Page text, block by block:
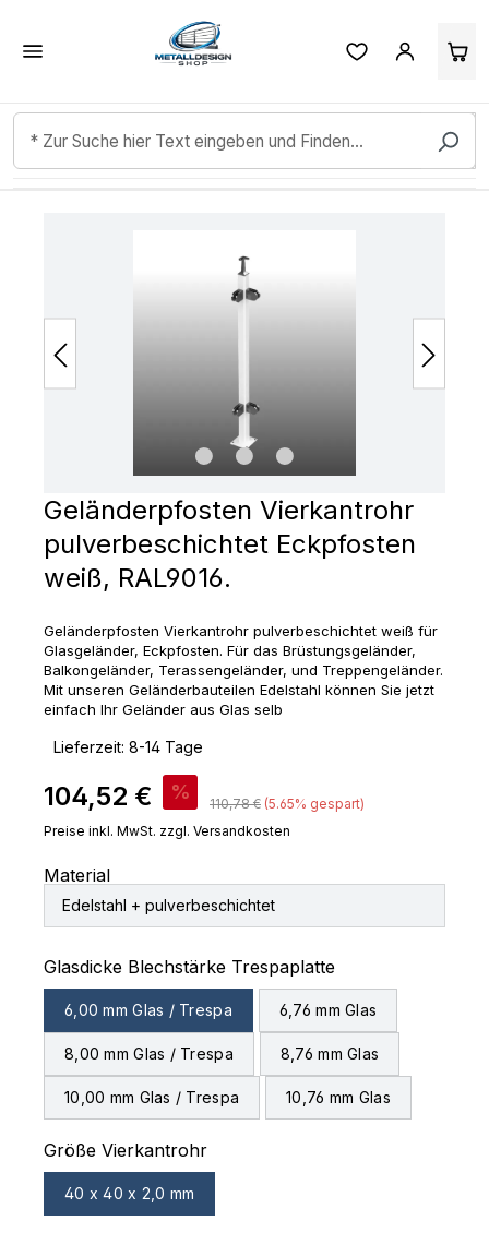
Zum Hauptinhalt springen
Geländerpfosten Vierkantrohr
pulverbeschichtet Eckpfosten
weiß, RAL9016.
Geländerpfosten Vierkantrohr pulverbeschichtet weiß für
Glasgeländer, Eckpfosten. Für das Brüstungsgeländer,
Balkongeländer, Terassengeländer, und Treppengeländer.
Mit unseren Geländerbauteilen Edelstahl können Sie jetzt
einfach Ihr Geländer aus Glas selb
Lieferzeit: 8-14 Tage
Verkaufspreis:
104,52 € % Regulärer Preis:
110,78 € (5.65% gespart)
Preise inkl. MwSt. zzgl. Versandkosten
Material
Edelstahl + pulverbeschichtet
Glasdicke Blechstärke Trespaplatteauswählen
6,00 mm Glas / Trespa 6,76 mm Glas
8,00 mm Glas / Trespa 8,76 mm Glas
10,00 mm Glas / Trespa 10,76 mm Glas
Größe Vierkantrohrauswählen
40 x 40 x 2,0 mm